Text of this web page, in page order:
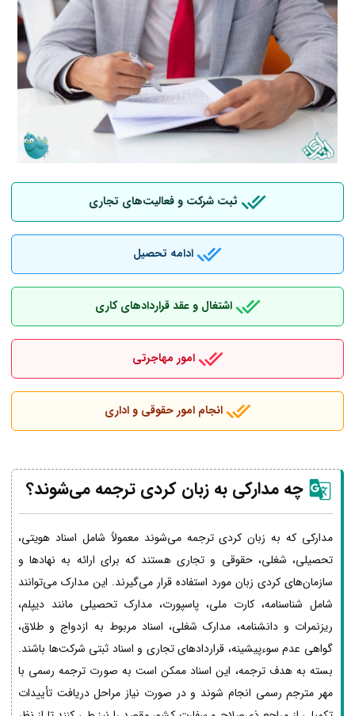
ثبت شرکت و فعالیت‌های تجاری
ادامه تحصیل
اشتغال و عقد قراردادهای کاری
امور مهاجرتی
انجام امور حقوقی و اداری
چه مدارکی به زبان کردی ترجمه می‌شوند؟
مدارکی که به زبان کردی ترجمه می‌شوند معمولاً شامل اسناد هویتی،
تحصیلی، شغلی، حقوقی و تجاری هستند که برای ارائه به نهادها و
سازمان‌های کردی زبان مورد استفاده قرار می‌گیرند. این مدارک می‌توانند
شامل شناسنامه، کارت ملی، پاسپورت، مدارک تحصیلی مانند دیپلم،
ریزنمرات و دانشنامه، مدارک شغلی، اسناد مربوط به ازدواج و طلاق،
گواهی عدم سوءپیشینه، قراردادهای تجاری و اسناد ثبتی شرکت‌ها باشند.
بسته به هدف ترجمه، این اسناد ممکن است به صورت ترجمه رسمی با
مهر مترجم رسمی انجام شوند و در صورت نیاز مراحل دریافت تأییدات